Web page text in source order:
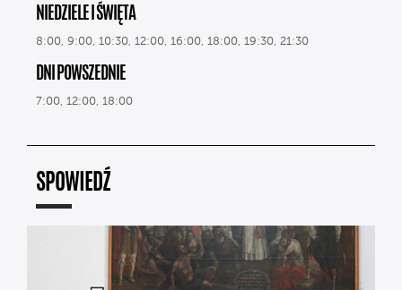
NIEDZIELE I ŚWIĘTA
8:00, 9:00, 10:30, 12:00, 16:00, 18:00, 19:30, 21:30
DNI POWSZEDNIE
7:00, 12:00, 18:00
SPOWIEDŹ